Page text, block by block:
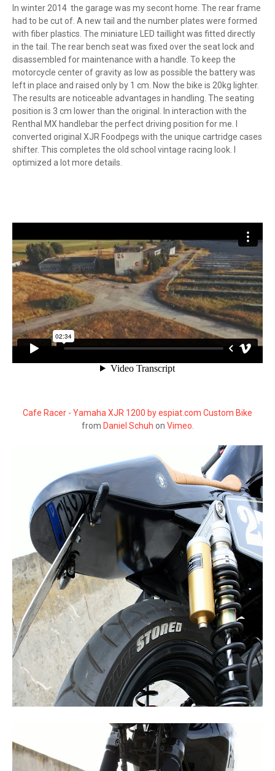
In winter 2014 the garage was my secont home. The rear frame
had to be cut of. A new tail and the number plates were formed
with fiber plastics. The miniature LED taillight was fitted directly
in the tail. The rear bench seat was fixed over the seat lock and
disassembled for maintenance with a handle. To keep the
motorcycle center of gravity as low as possible the battery was
left in place and raised only by 1 cm. Now the bike is 20kg lighter.
The results are noticeable advantages in handling. The seating
position is 3 cm lower than the original. In interaction with the
Renthal MX handlebar the perfect driving position for me. I
converted original XJR Foodpegs with the unique cartridge cases
shifter. This completes the old school vintage racing look. I
optimized a lot more details.
Cafe Racer - Yamaha XJR 1200 by espiat.com Custom Bike
from Daniel Schuh on Vimeo